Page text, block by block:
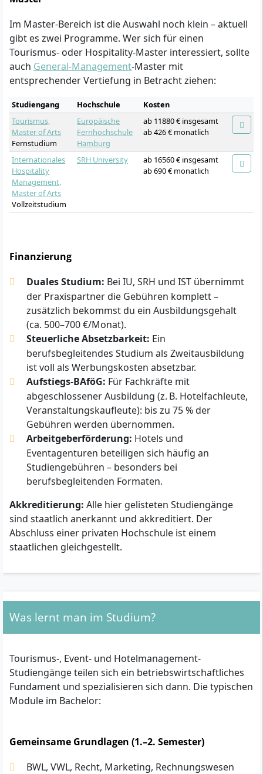
Im Master-Bereich ist die Auswahl noch klein – aktuell
gibt es zwei Programme. Wer sich für einen
Tourismus- oder Hospitality-Master interessiert, sollte
auch General-Management-Master mit
entsprechender Vertiefung in Betracht ziehen:
Studiengang Hochschule
Kosten
Tourismus,
Master of Arts
Fernstudium
Europäische
Fernhochschule
Hamburg
ab 11880 € insgesamt
ab 426 € monatlich
Internationales
Hospitality
Management,
Master of Arts
Vollzeitstudium
SRH University
ab 16560 € insgesamt
ab 690 € monatlich
Finanzierung
Duales Studium: Bei IU, SRH und IST übernimmt
der Praxispartner die Gebühren komplett –
zusätzlich bekommst du ein Ausbildungsgehalt
(ca. 500–700 €/Monat).
Steuerliche Absetzbarkeit: Ein
berufsbegleitendes Studium als Zweitausbildung
ist voll als Werbungskosten absetzbar.
Aufstiegs-BAföG: Für Fachkräfte mit
abgeschlossener Ausbildung (z. B. Hotelfachleute,
Veranstaltungskaufleute): bis zu 75 % der
Gebühren werden übernommen.
Arbeitgeberförderung: Hotels und
Eventagenturen beteiligen sich häufig an
Studiengebühren – besonders bei
berufsbegleitenden Formaten.
Akkreditierung: Alle hier gelisteten Studiengänge
sind staatlich anerkannt und akkreditiert. Der
Abschluss einer privaten Hochschule ist einem
staatlichen gleichgestellt.
Was lernt man im Studium?
Tourismus-, Event- und Hotelmanagement-
Studiengänge teilen sich ein betriebswirtschaftliches
Fundament und spezialisieren sich dann. Die typischen
Module im Bachelor:
Gemeinsame Grundlagen (1.–2. Semester)
BWL, VWL, Recht, Marketing, Rechnungswesen